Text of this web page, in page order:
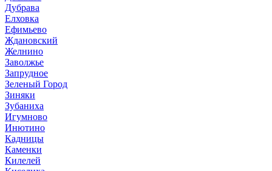
Дубрава
Елховка
Ефимьево
Ждановский
Желнино
Заволжье
Запрудное
Зеленый Город
Зиняки
Зубаниха
Игумново
Инютино
Кадницы
Каменки
Килелей